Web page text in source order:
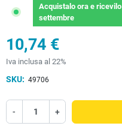
Acquistalo orae ricevilo
settembre
10,74 €
Iva inclusa al 22%
SKU: 49706
- +